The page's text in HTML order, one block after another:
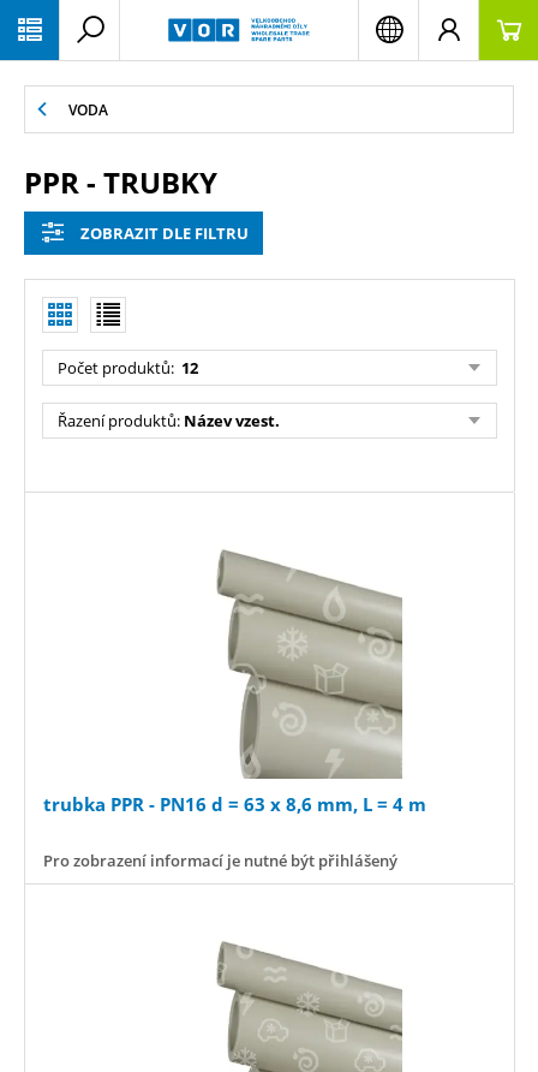
VODA
PPR - TRUBKY
ZOBRAZIT DLE FILTRU
Počet produktů: 12
Řazení produktů: Název vzest.
trubka PPR - PN16 d = 63 x 8,6 mm, L = 4 m
Pro zobrazení informací je nutné být přihlášený